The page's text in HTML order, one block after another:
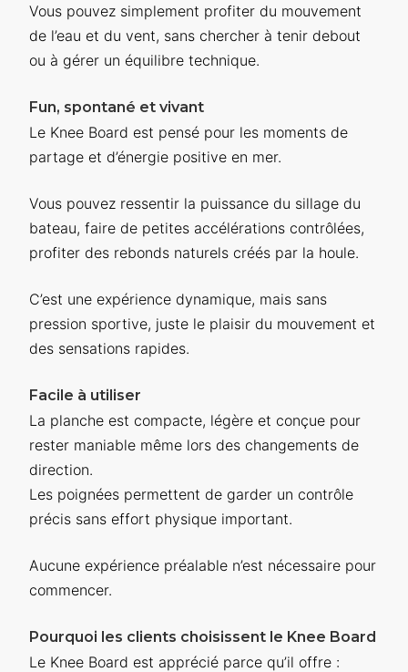
Vous pouvez simplement profiter du mouvement
de l’eau et du vent, sans chercher à tenir debout
ou à gérer un équilibre technique.
Fun, spontané et vivant
Le Knee Board est pensé pour les moments de
partage et d’énergie positive en mer.
Vous pouvez ressentir la puissance du sillage du
bateau, faire de petites accélérations contrôlées,
profiter des rebonds naturels créés par la houle.
C’est une expérience dynamique, mais sans
pression sportive, juste le plaisir du mouvement et
des sensations rapides.
Facile à utiliser
La planche est compacte, légère et conçue pour
rester maniable même lors des changements de
direction.
Les poignées permettent de garder un contrôle
précis sans effort physique important.
Aucune expérience préalable n’est nécessaire pour
commencer.
Pourquoi les clients choisissent le Knee Board
Le Knee Board est apprécié parce qu’il offre :